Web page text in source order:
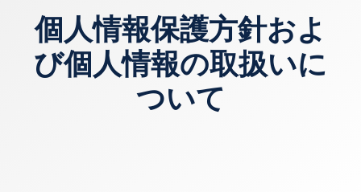
個人情報保護方針およ
び個人情報の取扱いに
ついて